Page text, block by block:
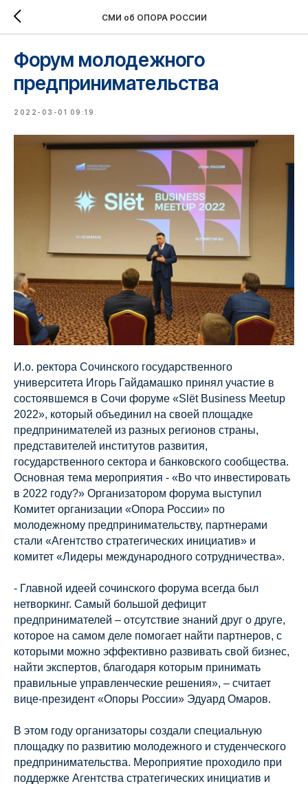
СМИ об ОПОРА РОССИИ
Форум молодежного
предпринимательства
2022-03-01 09:19
И.о. ректора Сочинского государственного
университета Игорь Гайдамашко принял участие в
состоявшемся в Сочи форуме «Slёt Business Meetup
2022», который объединил на своей площадке
предпринимателей из разных регионов страны,
представителей институтов развития,
государственного сектора и банковского сообщества.
Основная тема мероприятия - «Во что инвестировать
в 2022 году?» Организатором форума выступил
Комитет организации «Опора России» по
молодежному предпринимательству, партнерами
стали «Агентство стратегических инициатив» и
комитет «Лидеры международного сотрудничества».
- Главной идеей сочинского форума всегда был
нетворкинг. Самый большой дефицит
предпринимателей – отсутствие знаний друг о друге,
которое на самом деле помогает найти партнеров, с
которыми можно эффективно развивать свой бизнес,
найти экспертов, благодаря которым принимать
правильные управленческие решения», – считает
вице-президент «Опоры России» Эдуард Омаров.
В этом году организаторы создали специальную
площадку по развитию молодежного и студенческого
предпринимательства. Мероприятие проходило при
поддержке Агентства стратегических инициатив и